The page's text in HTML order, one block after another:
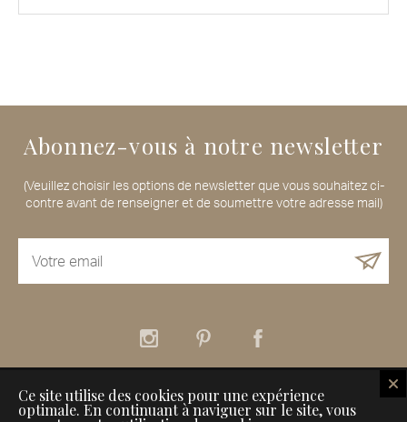
Abonnez-vous à notre newsletter
(Veuillez choisir les options de newsletter que vous souhaitez ci-
contre avant de renseigner et de soumettre votre adresse mail)
À propos Nos services
Nos Maisons de Voyageurs
Comment référencer son établissement sur Inspiration for Travellers
Ce site utilise des cookies pour une expérience
optimale. En continuant à naviguer sur le site, vous